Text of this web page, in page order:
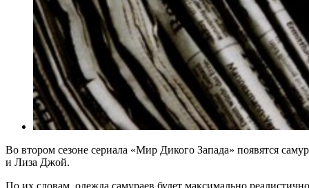
Во втором сезоне сериала «Мир Дикого Запада» появятся
и Лиза Джой.